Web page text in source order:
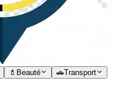
💄 Beauté 🚗Transport